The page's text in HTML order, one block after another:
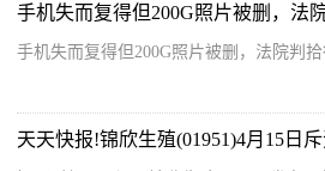
手机失而复得但200G照片被删，法院判